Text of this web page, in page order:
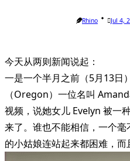
Rhino Jul 4,
今天从两则新闻说起：
一是一个半月之前（5月13日
（Oregon）一位名叫
视频，说她女儿 Evelyn 被一
来了。谁也不能相信，一个
的小姑娘连站起来都困难，而